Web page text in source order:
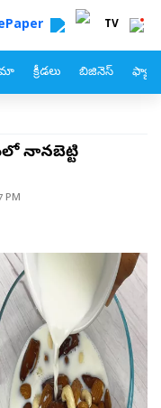
TV
క్రీడలు బిజినెస్
నానబెట్టి
PM